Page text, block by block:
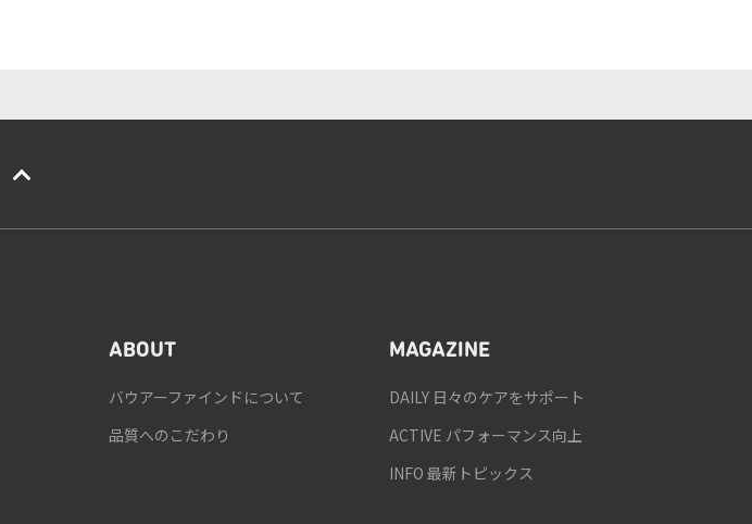
ABOUT
バウアーファインドについて
品質へのこだわり
MAGAZINE
DAILY 日々のケアをサポート
ACTIVE パフォーマンス向上
INFO 最新トピックス